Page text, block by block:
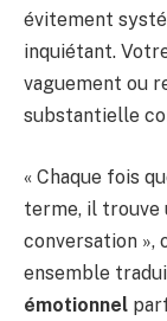
évitement
inquiétant.
vaguement ou
substantielle
« Chaque fois
terme, il trouve
conversation »,
ensemble
émotionnel